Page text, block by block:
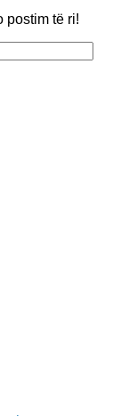
postim të ri!